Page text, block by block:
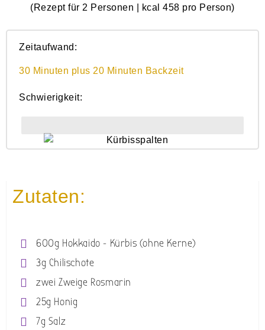
(Rezept für 2 Personen | kcal 458 pro Person)
Zeitaufwand:
30 Minuten plus 20 Minuten Backzeit
Schwierigkeit:
Zutaten:
600g Hokkaido - Kürbis (ohne Kerne)
3g Chilischote
zwei Zweige Rosmarin
25g Honig
7g Salz